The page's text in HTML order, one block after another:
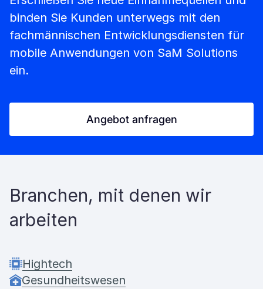
binden Sie Kunden unterwegs mit den
fachmännischen Entwicklungsdiensten für
mobile Anwendungen von SaM Solutions
ein.
Angebot anfragen
Branchen, mit denen wir
arbeiten
Hightech
Gesundheitswesen